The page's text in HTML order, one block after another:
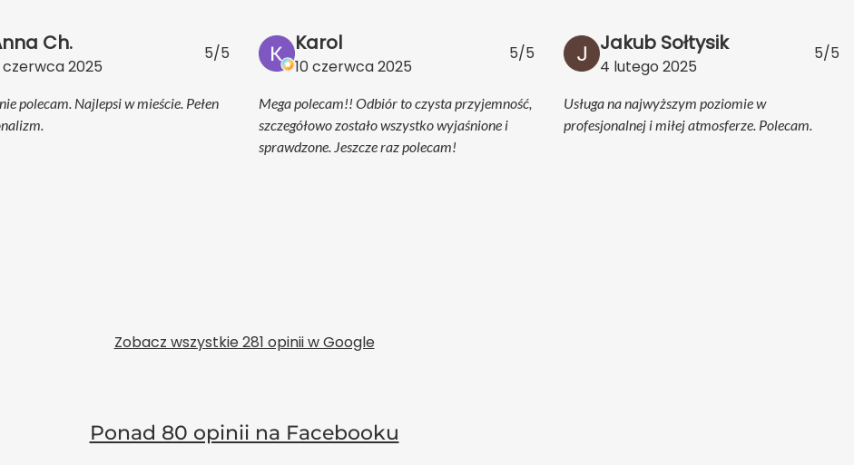
Ch.
czerwca 2025
5/5
polecam. Najlepsi w mieście. Pełen
Karol
10 czerwca 2025
5/5
Mega polecam!! Odbiór to czysta przyjemność,
szczegółowo zostało wszystko wyjaśnione i
sprawdzone. Jeszcze raz polecam!
Jakub Sołtysik
4 lutego 2025
5/5
Usługa na najwyższym poziomie w
profesjonalnej i miłej atmosferze. Polecam.
Zobacz wszystkie 281 opinii w Google
Ponad 80 opinii na Facebooku